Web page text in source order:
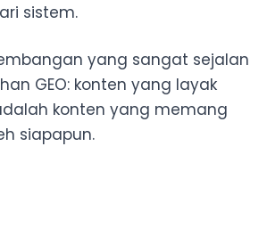
sistem.
yang sangat sejalan
GEO: konten yang layak
konten yang memang
siapapun.